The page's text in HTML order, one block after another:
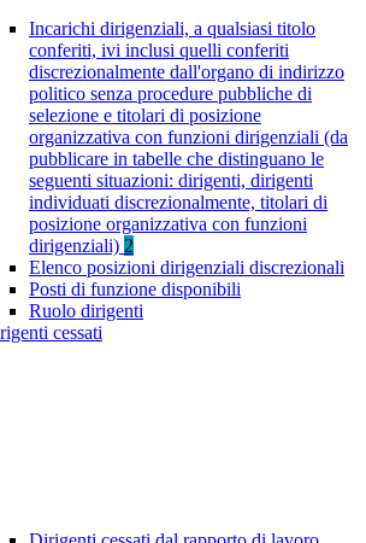
Incarichi dirigenziali, a qualsiasi titolo
conferiti, ivi inclusi quelli conferiti
discrezionalmente dall'organo di indirizzo
politico senza procedure pubbliche di
selezione e titolari di posizione
organizzativa con funzioni dirigenziali (da
pubblicare in tabelle che distinguano le
seguenti situazioni: dirigenti, dirigenti
individuati discrezionalmente, titolari di
posizione organizzativa con funzioni
dirigenziali) 2
Elenco posizioni dirigenziali discrezionali
Posti di funzione disponibili
Ruolo dirigenti
cessati